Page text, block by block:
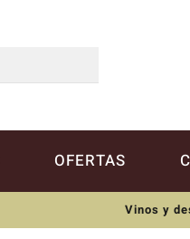
OFERTAS
Vinos y